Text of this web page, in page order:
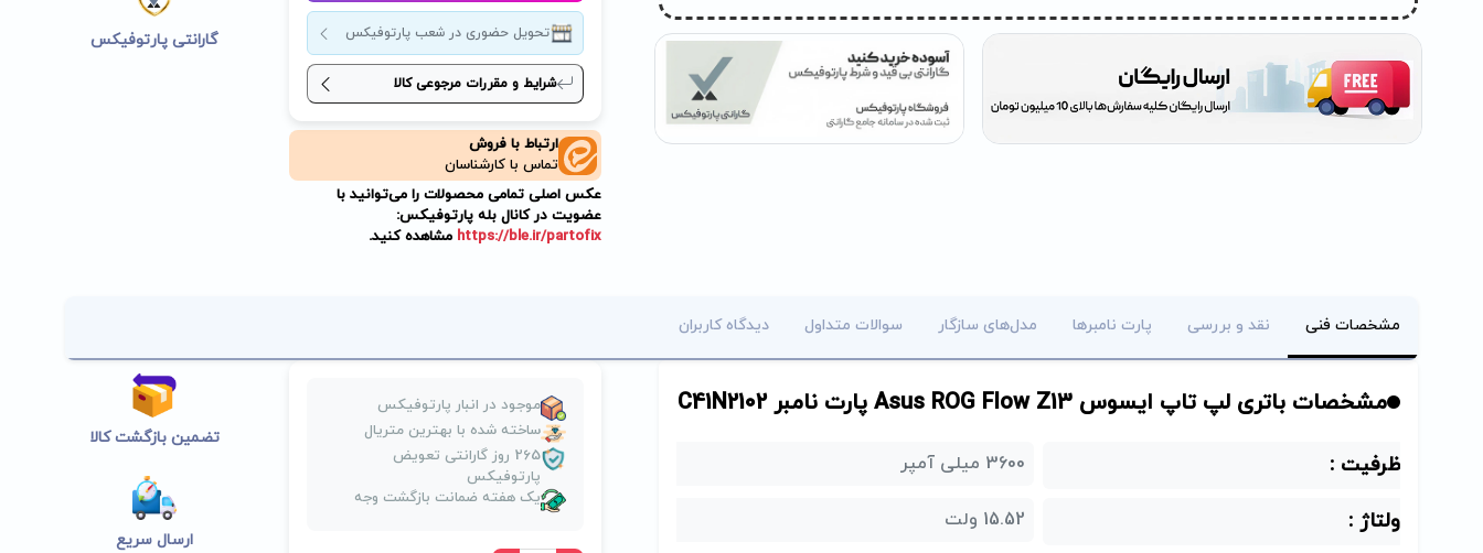
تحویل حضوری در شعب پارتوفیکس
شرایط و مقررات مرجوعی کالا
ارتباط با فروش
تماس با کارشناسان
عکس اصلی تمامی محصولات را می‌توانید با
عضویت در کانال بله پارتوفیکس:
https://ble.ir/partofix مشاهده کنید.
گارانتی پارتوفیکس
مشخصات فنی نقد و بررسی پارت نامبرها مدل‌های سازگار سوالات متداول دیدگاه کاربران
موجود در انبار پارتوفیکس
ساخته شده با بهترین متریال
265 روز گارانتی تعویض
پارتوفیکس
یک هفته ضمانت بازگشت وجه
تضمین بازگشت کالا
ارسال سریع
مشخصات باتری لپ تاپ ایسوس Asus ROG Flow Z13 پارت نامبر C41N2102
ظرفیت : 3600 میلی آمپر
ولتاژ : 15.52 ولت